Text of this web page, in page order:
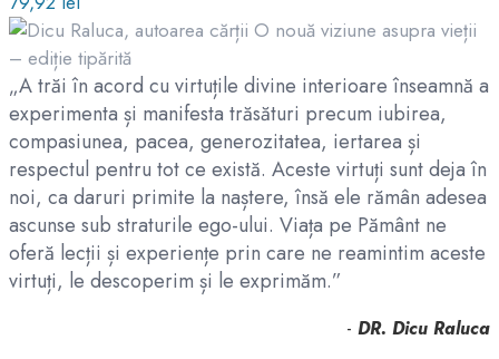
„A trăi în acord cu virtuțile divine interioare înseamnă a
experimenta și manifesta trăsături precum iubirea,
compasiunea, pacea, generozitatea, iertarea și
respectul pentru tot ce există. Aceste virtuți sunt deja în
noi, ca daruri primite la naștere, însă ele rămân adesea
ascunse sub straturile ego-ului. Viața pe Pământ ne
oferă lecții și experiențe prin care ne reamintim aceste
virtuți, le descoperim și le exprimăm.”
- DR. Dicu Raluca